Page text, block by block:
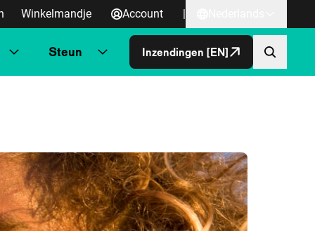
Winkelmandje Account |
Steun Inzendingen [EN]